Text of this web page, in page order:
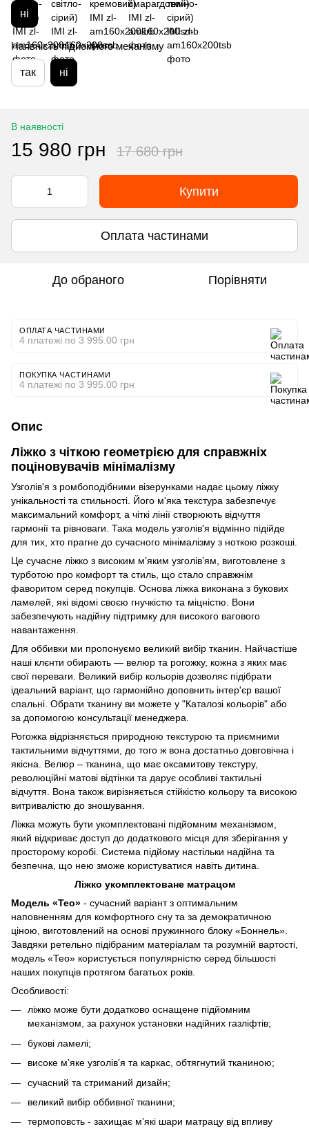
ні
Наявність підйомного механізму
так ні
В наявності
15 980 грн 17 680 грн
Купити
Оплата частинами
До обраного Порівняти
ОПЛАТА ЧАСТИНАМИ
4 платежі по 3 995.00 грн
ПОКУПКА ЧАСТИНАМИ
4 платежі по 3 995.00 грн
Опис
Ліжко з чіткою геометрією для справжніх
поціновувачів мінімалізму
Узголів'я з ромбоподібними візерунками надає цьому ліжку
унікальності та стильності. Його м'яка текстура забезпечує
максимальний комфорт, а чіткі лінії створюють відчуття
гармонії та рівноваги. Така модель узголів'я відмінно підійде
для тих, хто прагне до сучасного мінімалізму з ноткою розкоші.
Це сучасне ліжко з високим м’яким узголів’ям, виготовлене з
турботою про комфорт та стиль, що стало справжнім
фаворитом серед покупців. Основа ліжка виконана з букових
ламелей, які відомі своєю гнучкістю та міцністю. Вони
забезпечують надійну підтримку для високого вагового
навантаження.
Для оббивки ми пропонуємо великий вибір тканин. Найчастіше
наші клєнти обирають — велюр та рогожку, кожна з яких має
свої переваги. Великий вибір кольорів дозволяє підібрати
ідеальний варіант, що гармонійно доповнить інтер'єр вашої
спальні. Обрати тканину ви можете у "Каталозі кольорів" або
за допомогою консультації менеджера.
Рогожка відрізняється природною текстурою та приємними
тактильними відчуттями, до того ж вона достатньо довговічна і
якісна. Велюр – тканина, що має оксамитову текстуру,
революційні матові відтінки та дарує особливі тактильні
відчуття. Вона також вирізняється стійкістю кольору та високою
витривалістю до зношування.
Ліжка можуть бути укомплектовані підйомним механізмом,
який відкриває доступ до додаткового місця для зберігання у
просторому коробі. Система підйому настільки надійна та
безпечна, що нею зможе користуватися навіть дитина.
Ліжко укомплектоване матрацом
Модель «Тео» - сучасний варіант з оптимальним
наповненням для комфортного сну та за демократичною
ціною, виготовлений на основі пружинного блоку «Боннель».
Завдяки ретельно підібраним матеріалам та розумній вартості,
модель «Тео» користується популярністю серед більшості
наших покупців протягом багатьох років.
Особливості:
ліжко може бути додатково оснащене підйомним
механізмом, за рахунок установки надійних газліфтів;
букові ламелі;
високе м’яке узголів’я та каркас, обтягнутий тканиною;
сучасний та стриманий дизайн;
великий вибір оббивної тканини;
термоповсть - захищає м’які шари матрацу від впливу